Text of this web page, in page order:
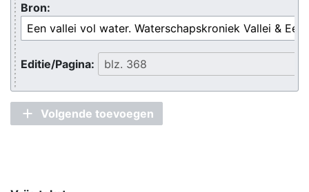
Bron:
Editie/Pagina:
Volgende toevoegen